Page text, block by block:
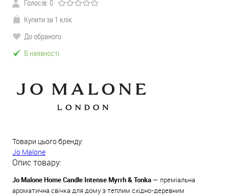
Голосів: 0
Купити за 1 клік
До обраного
В наявності
Товари цього бренду:
Jo Malone
Опис товару:
Jo Malone Home Candle Intense Myrrh & Tonka — преміальна
ароматична свічка для дому з теплим східно-деревним